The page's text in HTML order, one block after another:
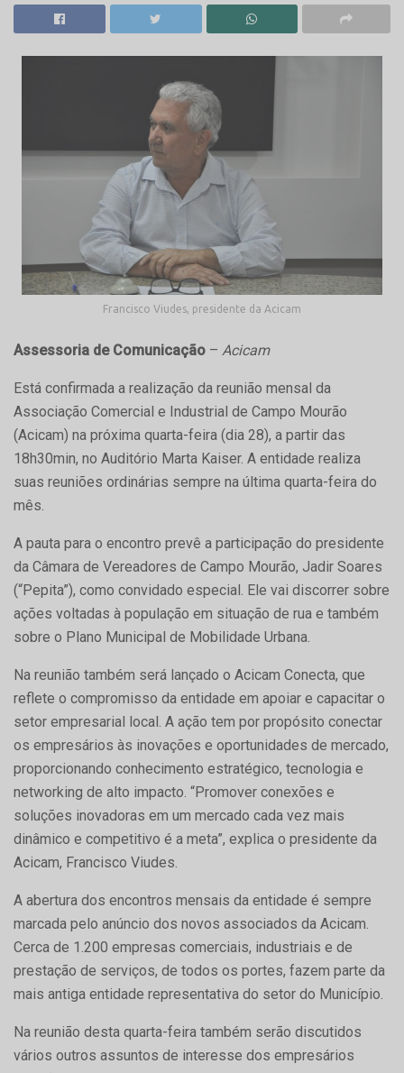
Francisco Viudes, presidente da Acicam
Assessoria de Comunicação – Acicam
Está confirmada a realização da reunião mensal da
Associação Comercial e Industrial de Campo Mourão
(Acicam) na próxima quarta-feira (dia 28), a partir das
18h30min, no Auditório Marta Kaiser. A entidade realiza
suas reuniões ordinárias sempre na última quarta-feira do
mês.
A pauta para o encontro prevê a participação do presidente
da Câmara de Vereadores de Campo Mourão, Jadir Soares
(“Pepita”), como convidado especial. Ele vai discorrer sobre
ações voltadas à população em situação de rua e também
sobre o Plano Municipal de Mobilidade Urbana.
Na reunião também será lançado o Acicam Conecta, que
reflete o compromisso da entidade em apoiar e capacitar o
setor empresarial local. A ação tem por propósito conectar
os empresários às inovações e oportunidades de mercado,
proporcionando conhecimento estratégico, tecnologia e
networking de alto impacto. “Promover conexões e
soluções inovadoras em um mercado cada vez mais
dinâmico e competitivo é a meta”, explica o presidente da
Acicam, Francisco Viudes.
A abertura dos encontros mensais da entidade é sempre
marcada pelo anúncio dos novos associados da Acicam.
Cerca de 1.200 empresas comerciais, industriais e de
prestação de serviços, de todos os portes, fazem parte da
mais antiga entidade representativa do setor do Município.
Na reunião desta quarta-feira também serão discutidos
vários outros assuntos de interesse dos empresários